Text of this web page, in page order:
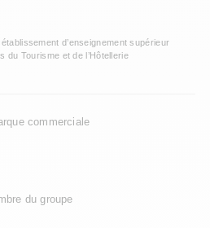
d’enseignement supérieur
du Tourisme et de l’Hôtellerie
commerciale
du groupe